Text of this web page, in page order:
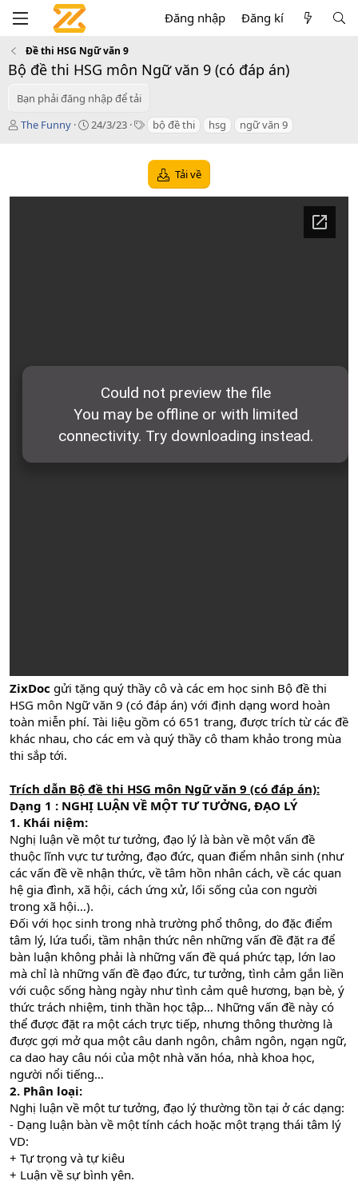
Đăng nhập Đăng kí
Đề thi HSG Ngữ văn 9
Bộ đề thi HSG môn Ngữ văn 9 (có đáp án)
Bạn phải đăng nhập để tải
T
ả
The Funny
C
i
24/3/23
T
s
bộ đề thi hsg ngữ văn 9
Tải về
ZixDoc gửi tặng quý thầy cô và các em học sinh Bộ đề thi
HSG môn Ngữ văn 9 (có đáp án) với định dạng word hoàn
toàn miễn phí. Tài liệu gồm có 651 trang, được trích từ các đề
khác nhau, cho các em và quý thầy cô tham khảo trong mùa
thi sắp tới.
Trích dẫn Bộ đề thi HSG môn Ngữ văn 9 (có đáp án):
Dạng 1 : NGHỊ LUẬN VỀ MỘT TƯ TƯỞNG, ĐẠO LÝ
1. Khái niệm:
Nghị luận về một tư tưởng, đạo lý là bàn về một vấn đề
thuộc lĩnh vực tư tưởng, đạo đức, quan điểm nhân sinh (như
các vấn đề về nhận thức, về tâm hồn nhân cách, về các quan
hệ gia đình, xã hội, cách ứng xử, lối sống của con người
trong xã hội…).
Đối với học sinh trong nhà trường phổ thông, do đặc điểm
tâm lý, lứa tuổi, tầm nhận thức nên những vấn đề đặt ra để
bàn luận không phải là những vấn đề quá phức tạp, lớn lao
mà chỉ là những vấn đề đạo đức, tư tưởng, tình cảm gắn liền
với cuộc sống hàng ngày như tình cảm quê hương, bạn bè, ý
thức trách nhiệm, tinh thần học tập… Những vấn đề này có
thể được đặt ra một cách trực tiếp, nhưng thông thường là
được gợi mở qua một câu danh ngôn, châm ngôn, ngạn ngữ,
ca dao hay câu nói của một nhà văn hóa, nhà khoa học,
người nổi tiếng…
2. Phân loại:
Nghị luận về một tư tưởng, đạo lý thường tồn tại ở các dạng:
- Dạng luận bàn về một tính cách hoặc một trạng thái tâm lý
VD:
+ Tự trọng và tự kiêu
+ Luận về sự bình yên.